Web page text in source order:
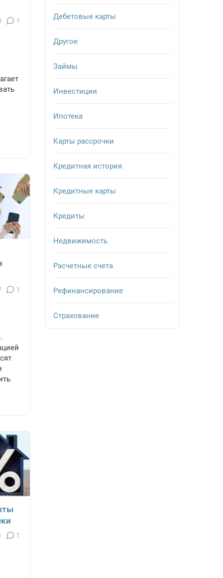
1
1
1
Дебетовые карты
Другое
Займы
Инвестиции
Ипотека
Карты рассрочки
Кредитная история
Кредитные карты
Кредиты
Недвижимость
Расчетные счета
Рефинансирование
Страхование